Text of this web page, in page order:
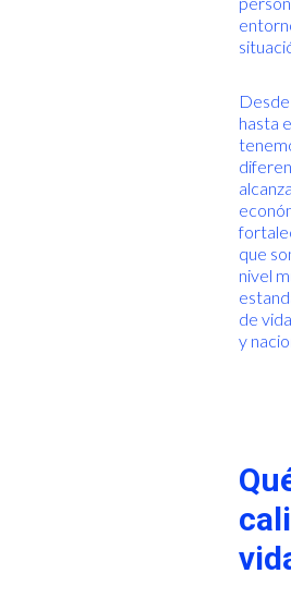
hasta
que
nivel
de
y